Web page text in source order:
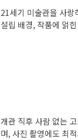
21세기 미술관을 사랑
설립 배경, 작품에 얽
개관 직후 사람 없는
며, 사진 촬영에도 최